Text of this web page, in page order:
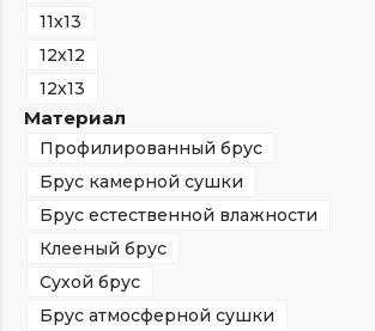
11х13
12х12
12х13
Материал
Профилированный брус
Брус камерной сушки
Брус естественной влажности
Клееный брус
Сухой брус
Брус атмосферной сушки